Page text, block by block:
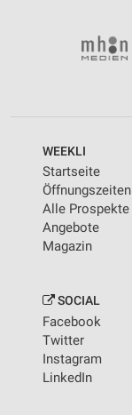
WEEKLI
Startseite
Öffnungszeiten
Alle Prospekte
Angebote
Magazin
SOCIAL
Facebook
Twitter
Instagram
LinkedIn